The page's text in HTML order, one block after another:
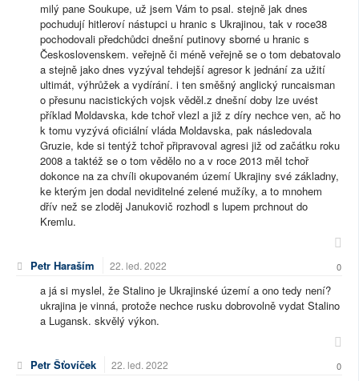
milý pane Soukupe, už jsem Vám to psal. stejně jak dnes
pochudují hitleroví nástupci u hranic s Ukrajinou, tak v roce38
pochodovali předchůdci dnešní putinovy sborné u hranic s
Československem. veřejně či méně veřejně se o tom debatovalo
a stejně jako dnes vyzýval tehdejší agresor k jednání za užití
ultimát, výhrůžek a vydírání. i ten směšný anglický runcaisman
o přesunu nacistických vojsk věděl.z dnešní doby lze uvést
příklad Moldavska, kde tchoř vlezl a již z díry nechce ven, ač ho
k tomu vyzývá oficiální vláda Moldavska, pak následovala
Gruzie, kde si tentýž tchoř připravoval agresi již od začátku roku
2008 a taktéž se o tom vědělo no a v roce 2013 měl tchoř
dokonce na za chvíli okupovaném území Ukrajiny své základny,
ke kterým jen dodal neviditelné zelené mužíky, a to mnohem
dřív než se zloděj Janukovič rozhodl s lupem prchnout do
Kremlu.
Petr Haraším 22. led. 2022 0
a já si myslel, že Stalino je Ukrajinské území a ono tedy není?
ukrajina je vinná, protože nechce rusku dobrovolně vydat Stalino
a Lugansk. skvělý výkon.
Petr Šťovíček 22. led. 2022 0